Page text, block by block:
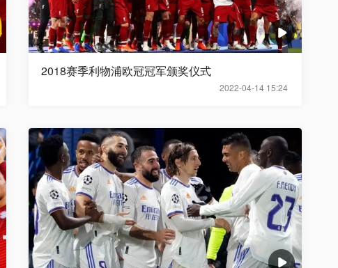
2022-04-14 15:24
2018赛季利物浦欧冠冠军颁奖仪式